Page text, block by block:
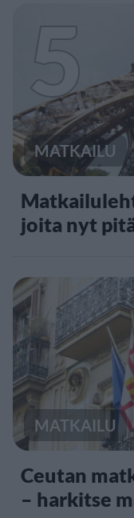
5
MATKAILU
joita nyt
MATKAILU
Ceutan
– harkitse